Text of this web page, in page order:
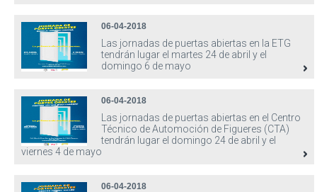
06-04-2018
Las jornadas de puertas abiertas en la ETG
tendrán lugar el martes 24 de abril y el
domingo 6 de mayo
06-04-2018
Las jornadas de puertas abiertas en el Centro
Técnico de Automoción de Figueres (CTA)
tendrán lugar el domingo 24 de abril y el
viernes 4 de mayo
06-04-2018